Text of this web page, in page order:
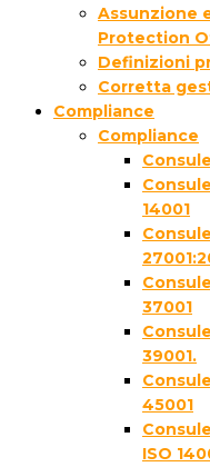
Assunzione
Protection
Definizioni
Corretta
Compliance
Compliance
14001
37001
39001.
45001
ISO